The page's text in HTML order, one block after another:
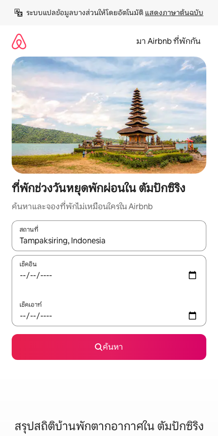
เนื้อหา
ระบบแปลข้อมูลบางส่วนให้โดยอัตโนมัติ แสดงภาษาต้นฉบับ
มา Airbnb ที่พักกัน
ที่พักช่วงวันหยุดพักผ่อนใน ตัมปักซิริง
ค้นหาและจองที่พักไม่เหมือนใครใน Airbnb
สถานที่
ใช้ลูกศรขึ้นลง หรือใช้การสัมผัสหรือปัด เพื่อสำรวจผลการค้นหา
เช็คอิน
เช็คเอาท์
ค้นหา
สรุปสถิติบ้านพักตากอากาศใน ตัมปักซิริง